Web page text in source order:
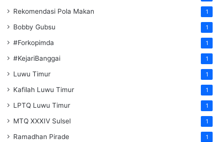
Rekomendasi Pola Makan 1
Bobby Gubsu 1
#Forkopimda 1
#KejariBanggai 1
Luwu Timur 1
Kafilah Luwu Timur 1
LPTQ Luwu Timur 1
MTQ XXXIV Sulsel 1
Ramadhan Pirade 1